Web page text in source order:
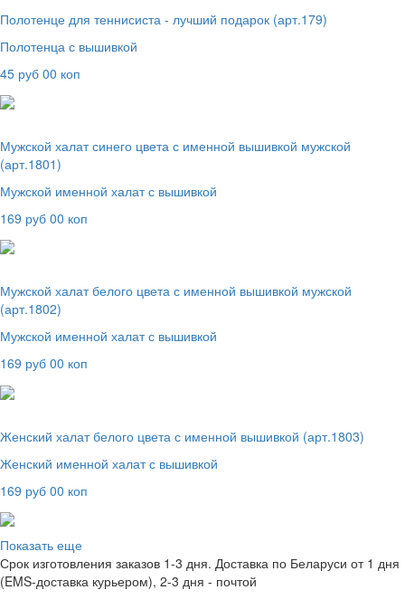
Полотенце для теннисиста - лучший подарок (арт.179)
Полотенца с вышивкой
45 руб 00 коп
Мужской халат синего цвета с именной вышивкой мужской
(арт.1801)
Мужской именной халат с вышивкой
169 руб 00 коп
Мужской халат белого цвета с именной вышивкой мужской
(арт.1802)
Мужской именной халат с вышивкой
169 руб 00 коп
Женский халат белого цвета с именной вышивкой (арт.1803)
Женский именной халат с вышивкой
169 руб 00 коп
Показать еще
Срок изготовления заказов 1-3 дня. Доставка по Беларуси от 1 дня
(EMS-доставка курьером), 2-3 дня - почтой